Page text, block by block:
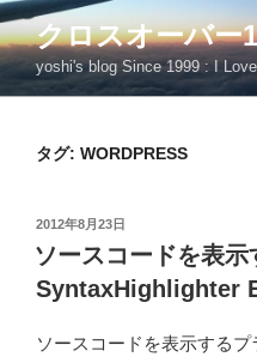
コ
ン
テ
ン
クロスオーバー
yoshi's blog Since 1999 : I
タグ: WORDPRESS
投
稿
日:
2012年8月23日
ソースコードを表
SyntaxHighlighter
ソースコードを表示する